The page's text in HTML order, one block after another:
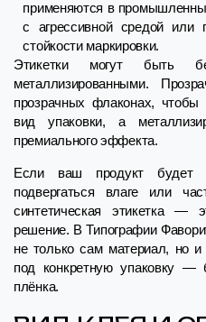
применяются в
с агрессивной средой или
стойкости маркировки.
Этикетки могут быть
металлизированными.
прозрачных флаконах, чтобы
вид упаковки, а
премиального эффекта.
Если ваш продукт будет
подвергаться влаге или
синтетическая этикетка —
решение. В Типографии
не только сам материал, но
под конкретную упаковку —
плёнка.